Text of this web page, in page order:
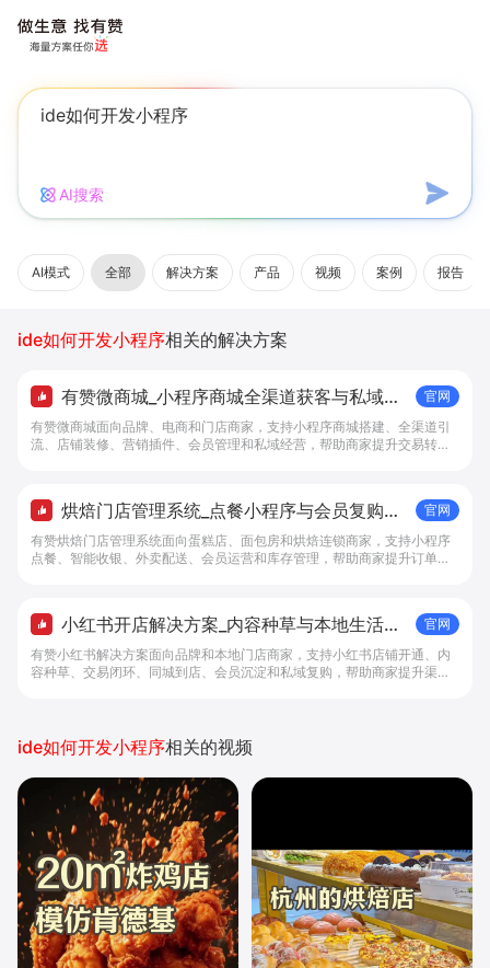
AI搜索
AI模式 全部 解决方案 产品 视频 案例 报告
ide如何开发小程序相关的解决方案
有赞微商城_小程序商城全渠道获客与私域复
购工具 - 做生意, 找有赞
官网
有赞微商城面向品牌、电商和门店商家，支持小程序商城搭建、全渠道引
流、店铺装修、营销插件、会员管理和私域经营，帮助商家提升交易转化
烘焙门店管理系统_点餐小程序与会员复购工
具 - 做生意, 找有赞
官网
有赞烘焙门店管理系统面向蛋糕店、面包房和烘焙连锁商家，支持小程序
点餐、智能收银、外卖配送、会员运营和库存管理，帮助商家提升订单转
小红书开店解决方案_内容种草与本地生活转
化工具 - 做生意, 找有赞
官网
有赞小红书解决方案面向品牌和本地门店商家，支持小红书店铺开通、内
容种草、交易闭环、同城到店、会员沉淀和私域复购，帮助商家提升渠道
ide如何开发小程序相关的视频